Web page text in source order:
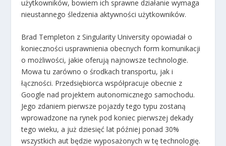
użytkowników, bowiem ich sprawne działanie wymaga
nieustannego śledzenia aktywności użytkowników.
Brad Templeton z Singularity University opowiadał o
konieczności usprawnienia obecnych form komunikacji
o możliwości, jakie oferują najnowsze technologie.
Mowa tu zarówno o środkach transportu, jak i
łączności. Przedsiębiorca współpracuje obecnie z
Google nad projektem autonomicznego samochodu.
Jego zdaniem pierwsze pojazdy tego typu zostaną
wprowadzone na rynek pod koniec pierwszej dekady
tego wieku, a już dziesięć lat później ponad 30%
wszystkich aut będzie wyposażonych w tę technologię.